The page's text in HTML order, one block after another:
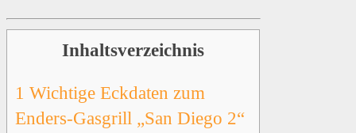
Inhaltsverzeichnis
1 Wichtige Eckdaten zum
Enders-Gasgrill „San Diego 2“